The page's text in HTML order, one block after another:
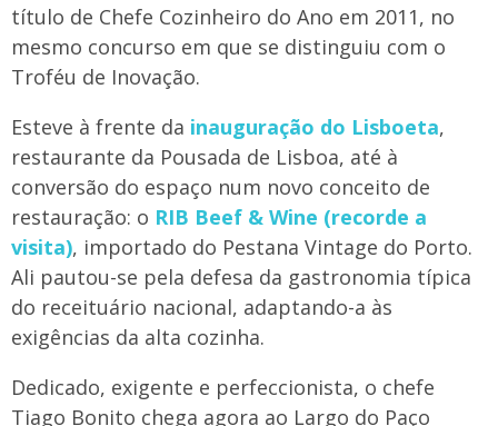
título de Chefe Cozinheiro do Ano em 2011, no
mesmo concurso em que se distinguiu com o
Troféu de Inovação.
Esteve à frente da inauguração do Lisboeta,
restaurante da Pousada de Lisboa, até à
conversão do espaço num novo conceito de
restauração: o RIB Beef & Wine (recorde a
visita), importado do Pestana Vintage do Porto.
Ali pautou-se pela defesa da gastronomia típica
do receituário nacional, adaptando-a às
exigências da alta cozinha.
Dedicado, exigente e perfeccionista, o chefe
Tiago Bonito chega agora ao Largo do Paço